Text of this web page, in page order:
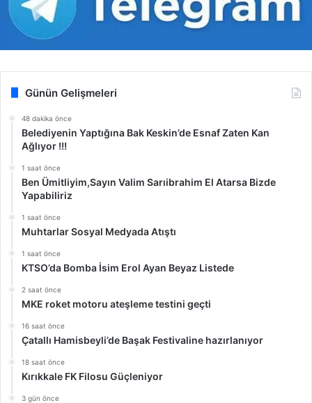
Günün Gelişmeleri
48 dakika önce
Belediyenin Yaptığına Bak Keskin’de Esnaf Zaten Kan
Ağlıyor !!!
1 saat önce
Ben Ümitliyim,Sayın Valim Sarıibrahim El Atarsa Bizde
Yapabiliriz
1 saat önce
Muhtarlar Sosyal Medyada Atıştı
1 saat önce
KTSO’da Bomba İsim Erol Ayan Beyaz Listede
2 saat önce
MKE roket motoru ateşleme testini geçti
16 saat önce
Çatallı Hamisbeyli’de Başak Festivaline hazırlanıyor
18 saat önce
Kırıkkale FK Filosu Güçleniyor
3 gün önce